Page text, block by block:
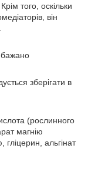
того, оскільки
він
бажано
зберігати в
(рослинного
магнію
альгінат